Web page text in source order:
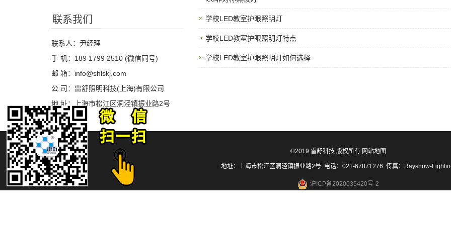
学校LED教室护眼照明灯
学校LED教室护眼照明灯特点
学校LED教室护眼照明灯如何选择
联系我们
联系人：尹经理
手 机：189 1799 2510 (微信同号)
邮 箱：info@shlskj.com
公 司：雷舒照明科技(上海)有限公司
地 址：上海市松江区洞泾镇振业路2号
©2019 雷舒科技 版权所有 网站地图
地址：上海市松江区洞泾镇振业路2号 电话：021-67871276 传真：Rayshow-
沪ICP备2020035420号-2